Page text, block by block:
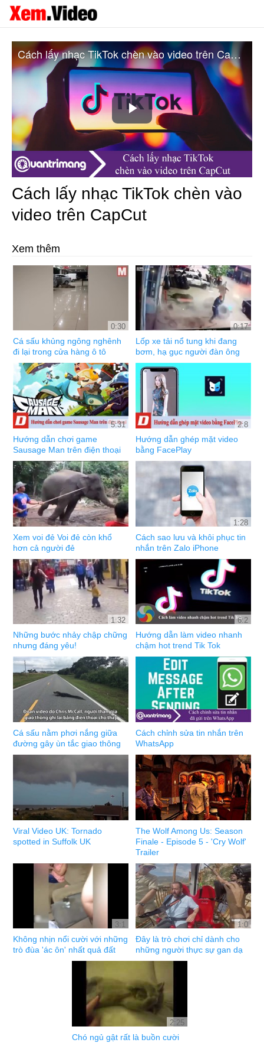
Play
Video
Cách lấy nhạc TikTok chèn vào video trên CapCut
Cách lấy nhạc TikTok chèn vào
video trên CapCut
Xem thêm
0:30
Cá sấu khủng ngông nghênh
đi lại trong cửa hàng ô tô
0:17
Lốp xe tải nổ tung khi đang
bơm, hạ gục người đàn ông
5:31
Hướng dẫn chơi game
Sausage Man trên điện thoại
2:8
Hướng dẫn ghép mặt video
bằng FacePlay
Xem voi đẻ Voi đẻ còn khổ
hơn cả người đẻ
1:28
Cách sao lưu và khôi phục tin
nhắn trên Zalo iPhone
1:32
Những bước nhảy chập chững
nhưng đáng yêu!
6:2
Hướng dẫn làm video nhanh
chậm hot trend Tik Tok
Cá sấu nằm phơi nắng giữa
đường gây ùn tắc giao thông
Cách chỉnh sửa tin nhắn trên
WhatsApp
Viral Video UK: Tornado
spotted in Suffolk UK
The Wolf Among Us: Season
Finale - Episode 5 - 'Cry Wolf'
Trailer
3:1
Không nhịn nổi cười với những
trò đùa 'ác ôn' nhất quả đất
1:0
Đây là trò chơi chỉ dành cho
những người thực sự gan dạ
2:25
Chó ngủ gật rất là buồn cười